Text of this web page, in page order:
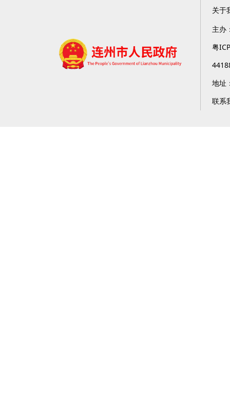
关于
主办
粤
地址
联系